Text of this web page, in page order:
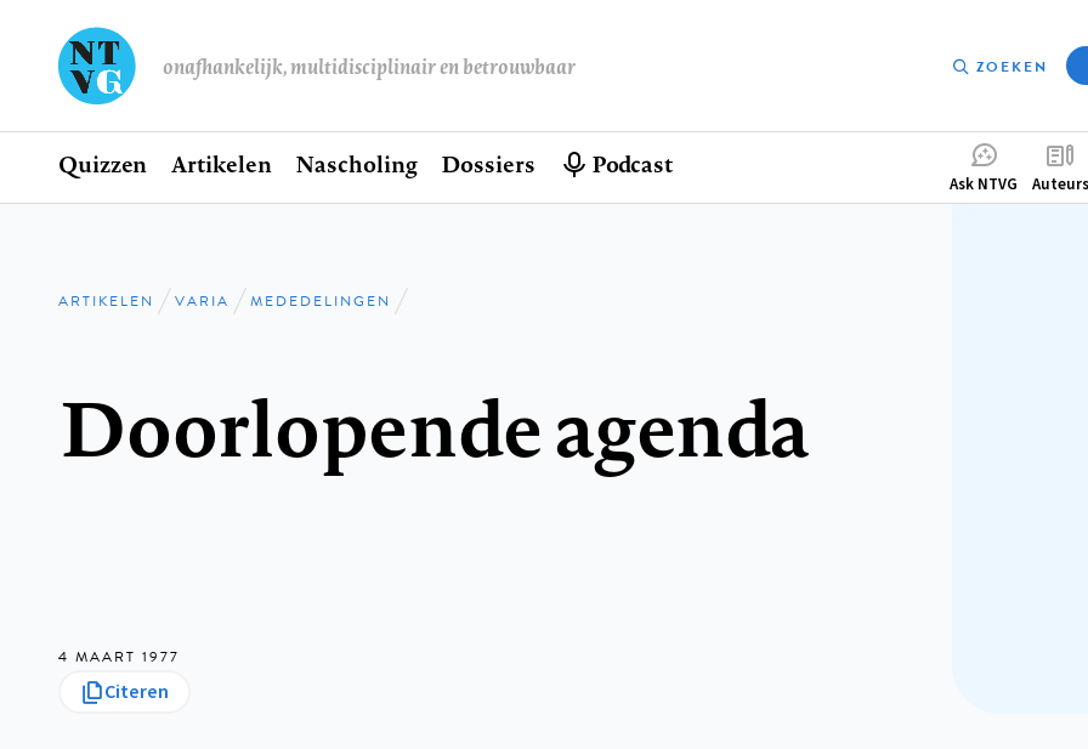
onafhankelijk, multidisciplinair en betrouwbaar ZOEKEN
Hoofdnavigatie
Home
Quizzen Artikelen Nascholing Dossiers Podcast
Ask NTVG Auteurs
Kruimelpad
ARTIKELEN VARIA MEDEDELINGEN
Doorlopende agenda
4 MAART 1977
Citeren